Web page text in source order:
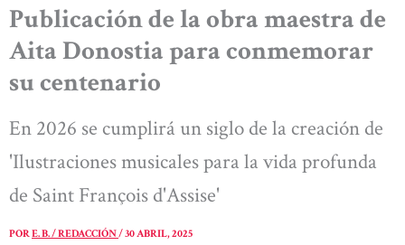
Publicación de la obra maestra de
Aita Donostia para conmemorar
su centenario
En 2026 se cumplirá un siglo de la creación de
'Ilustraciones musicales para la vida profunda
de Saint François d'Assise'
PORE. B. / REDACCIÓN/30 ABRIL, 2025